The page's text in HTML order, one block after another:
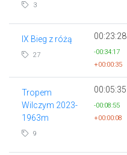
3
IX Bieg z różą
27
00:23:28
-00:34:17
+00:00:35
Tropem
Wilczym 2023-
1963m
9
00:05:35
-00:08:55
+00:00:08